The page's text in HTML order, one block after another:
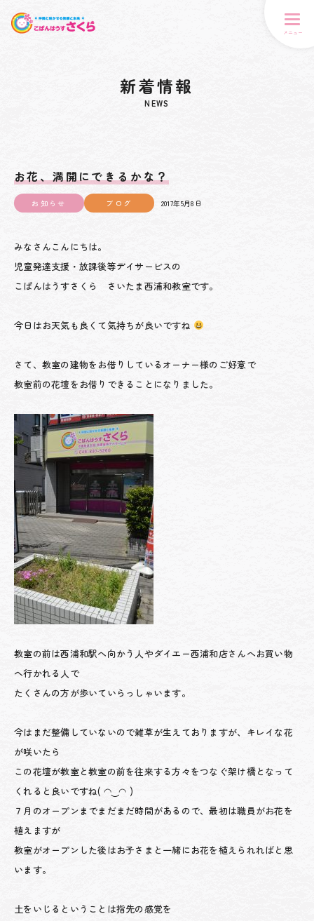
メニュー
新着情報
NEWS
お花、満開にできるかな？
お知らせ ブログ 2017年5月8日
みなさんこんにちは。
児童発達支援・放課後等デイサービスの
こぱんはうすさくら さいたま西浦和教室です。
今日はお天気も良くて気持ちが良いですね
さて、教室の建物をお借りしているオーナー様のご好意で
教室前の花壇をお借りできることになりました。
教室の前は西浦和駅へ向かう人やダイエー西浦和店さんへお買い物
へ行かれる人で
たくさんの方が歩いていらっしゃいます。
今はまだ整備していないので雑草が生えておりますが、キレイな花
が咲いたら
この花壇が教室と教室の前を往来する方々をつなぐ架け橋となって
くれると良いですね( ◠‿◠ )
７月のオープンまでまだまだ時間があるので、最初は職員がお花を
植えますが
教室がオープンした後はお子さまと一緒にお花を植えられればと思
います。
土をいじるということは指先の感覚を